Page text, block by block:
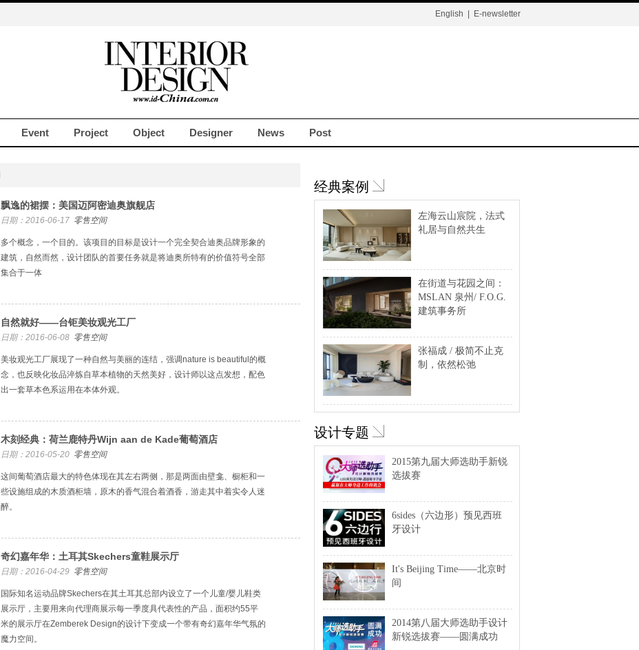
English E-newsletter
Event Project Object Designer News Post
飘逸的裙摆：美国迈阿密迪奥旗舰店
日期：2016-06-17 零售空间
多个概念，一个目的。该项目的目标是设计一个完全契合迪奥品牌形象的
建筑，自然而然，设计团队的首要任务就是将迪奥所特有的价值符号全部
集合于一体
自然就好——台钜美妆观光工厂
日期：2016-06-08 零售空间
美妆观光工厂展现了一种自然与美丽的连结，强调nature is beautiful的概
念，也反映化妆品淬炼自草本植物的天然美好，设计师以这点发想，配色
出一套草本色系运用在本体外观。
木刻经典：荷兰鹿特丹Wijn aan de Kade葡萄酒店
日期：2016-05-20 零售空间
这间葡萄酒店最大的特色体现在其左右两侧，那是两面由壁龛、橱柜和一
些设施组成的木质酒柜墙，原木的香气混合着酒香，游走其中着实令人迷
醉。
奇幻嘉年华：土耳其Skechers童鞋展示厅
日期：2016-04-29 零售空间
国际知名运动品牌Skechers在其土耳其总部内设立了一个儿童/婴儿鞋类
展示厅，主要用来向代理商展示每一季度具代表性的产品，面积约55平
米的展示厅在Zemberek Design的设计下变成一个带有奇幻嘉年华气氛的
魔力空间。
经典案例
左海云山宸院，法式
礼居与自然共生
在街道与花园之间：
MSLAN 泉州/ F.O.G.
建筑事务所
张福成 / 极简不止克
制，依然松弛
设计专题
2015第九届大师选助手新锐
选拔赛
6sides（六边形）预见西班
牙设计
It's Beijing Time——北京时
间
2014第八届大师选助手设计
新锐选拔赛——圆满成功